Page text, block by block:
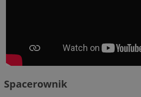
Spacerownik